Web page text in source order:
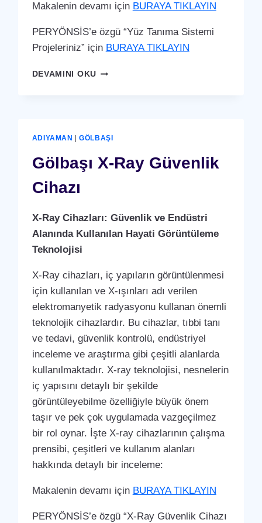
Makalenin devamı için BURAYA TIKLAYIN
PERYÖNSİS’e özgü “Yüz Tanıma Sistemi
Projeleriniz” için BURAYA TIKLAYIN
DEVAMINI OKUGÖLBAŞI
ADIYAMAN |GÖLBAŞI
Gölbaşı X-Ray Güvenlik
Cihazı
X-Ray Cihazları: Güvenlik ve Endüstri
Alanında Kullanılan Hayati Görüntüleme
Teknolojisi
X-Ray cihazları, iç yapıların görüntülenmesi
için kullanılan ve X-ışınları adı verilen
elektromanyetik radyasyonu kullanan önemli
teknolojik cihazlardır. Bu cihazlar, tıbbi tanı
ve tedavi, güvenlik kontrolü, endüstriyel
inceleme ve araştırma gibi çeşitli alanlarda
kullanılmaktadır. X-ray teknolojisi, nesnelerin
iç yapısını detaylı bir şekilde
görüntüleyebilme özelliğiyle büyük önem
taşır ve pek çok uygulamada vazgeçilmez
bir rol oynar. İşte X-ray cihazlarının çalışma
prensibi, çeşitleri ve kullanım alanları
hakkında detaylı bir inceleme:
Makalenin devamı için BURAYA TIKLAYIN
PERYÖNSİS’e özgü “X-Ray Güvenlik Cihazı